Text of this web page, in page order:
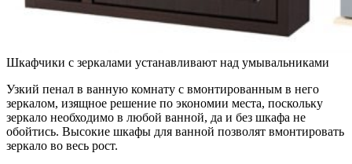
Шкафчики с зеркалами устанавливают над умывальниками
Узкий пенал в ванную комнату с вмонтированным в него
зеркалом, изящное решение по экономии места, поскольку
зеркало необходимо в любой ванной, да и без шкафа не
обойтись. Высокие шкафы для ванной позволят вмонтировать
зеркало во весь рост.